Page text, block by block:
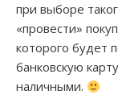
при выборе
«провести»
которого будет
банковскую
наличными.